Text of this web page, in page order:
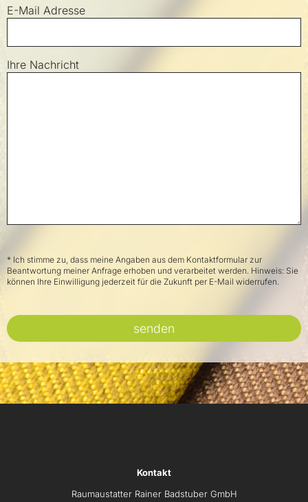
E-Mail Adresse
Ihre Nachricht
senden
* Ich stimme zu, dass meine Angaben aus dem Kontaktformular zur
Beantwortung meiner Anfrage erhoben und verarbeitet werden. Hinweis: Sie
können Ihre Einwilligung jederzeit für die Zukunft per E-Mail widerrufen.
Kontakt
Raumaustatter Rainer Badstuber GmbH